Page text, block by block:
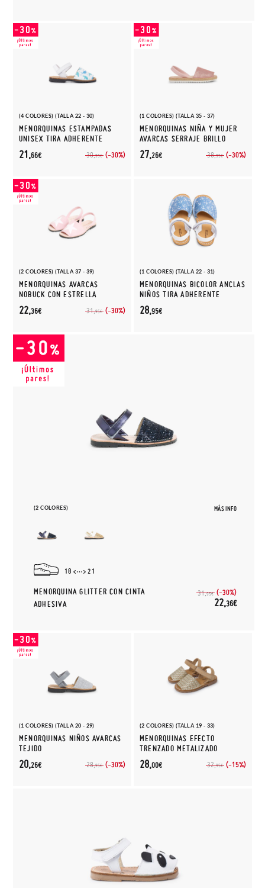
(4 COLORES) (TALLA 22 - 30)
MENORQUINAS ESTAMPADAS
UNISEX TIRA ADHERENTE
30,95€ (-30%)
21,66€
(1 COLORES) (TALLA 35 - 37)
MENORQUINAS NIÑA Y MUJER
AVARCAS SERRAJE BRILLO
38,95€ (-30%)
27,26€
(2 COLORES) (TALLA 37 - 39)
MENORQUINAS AVARCAS
NOBUCK CON ESTRELLA
31,95€ (-30%)
22,36€
(1 COLORES) (TALLA 22 - 31)
MENORQUINAS BICOLOR ANCLAS
NIÑOS TIRA ADHERENTE
28,95€
(2 COLORES) MÁS INFO
18 21
MENORQUINA GLITTER CON CINTA
ADHESIVA
31,95€ (-30%)
22,36€
(1 COLORES) (TALLA 20 - 29)
MENORQUINAS NIÑOS AVARCAS
TEJIDO
28,95€ (-30%)
20,26€
(2 COLORES) (TALLA 19 - 33)
MENORQUINAS EFECTO
TRENZADO METALIZADO
32,95€ (-15%)
28,00€